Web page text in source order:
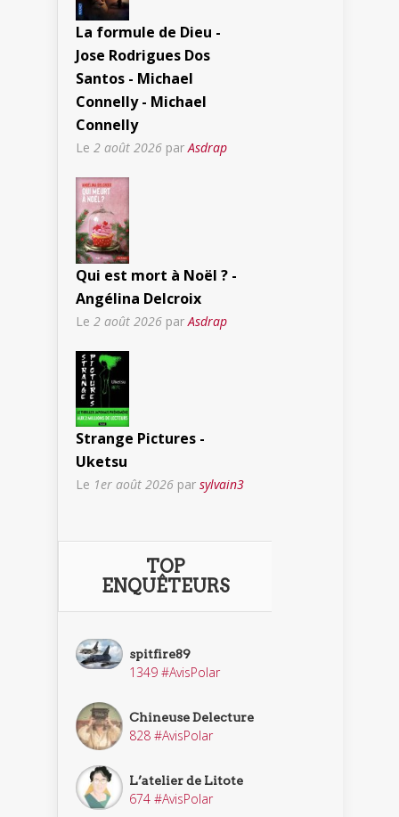
La formule de Dieu -
Jose Rodrigues Dos
Santos - Michael
Connelly - Michael
Connelly
Le 2 août 2026 parAsdrap
Qui est mort à Noël ? -
Angélina Delcroix
Le 2 août 2026 par Asdrap
Strange Pictures -
Uketsu
Le 1er août 2026 par sylvain3
TOP
ENQUÊTEURS
spitfire89
1349 #AvisPolar
Chineuse Delecture
828 #AvisPolar
L’atelier de Litote
674 #AvisPolar